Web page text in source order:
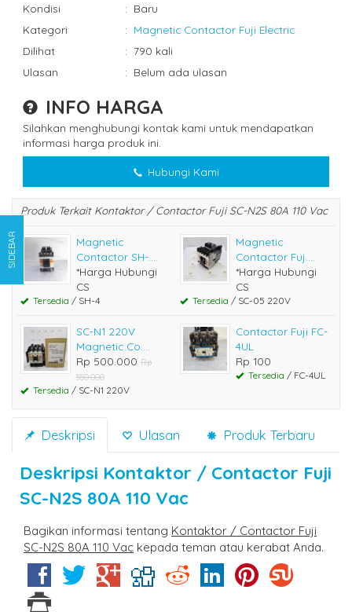
Kondisi
: Baru
Kategori
: Magnetic Contactor Fuji Electric
Dilihat
: 790 kali
Ulasan
: Belum ada ulasan
INFO HARGA
Silahkan menghubungi kontak kami untuk mendapatkan
informasi harga produk ini.
Hubungi Kami
Produk Terkait Kontaktor / Contactor Fuji SC-N2S 80A 110 Vac
Magnetic
Contactor SH-....
*Harga Hubungi
CS
Tersedia / SH-4
Magnetic
Contactor Fuj....
*Harga Hubungi
CS
Tersedia / SC-05 220V
SC-N1 220V
Magnetic Co....
Rp 500.000 Rp
550.000
Tersedia / SC-N1 220V
Contactor Fuji FC-
4UL
Rp 100
Tersedia / FC-4UL
Deskripsi Ulasan Produk Terbaru
Deskripsi Kontaktor / Contactor Fuji
SC-N2S 80A 110 Vac
Bagikan informasi tentang Kontaktor / Contactor Fuji
SC-N2S 80A 110 Vac kepada teman atau kerabat Anda.
SIDEBAR